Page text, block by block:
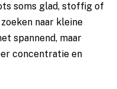
soms glad, stoffig of
naar kleine
spannend, maar
concentratie en